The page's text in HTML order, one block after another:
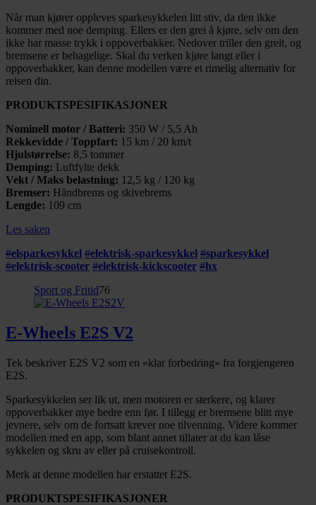
Når man kjører oppleves sparkesykkelen litt stiv, da den ikke
kommer med noe demping. Ellers er den grei å kjøre, selv om den
ikke har masse trykk i oppoverbakker. Nedover triller den greit, og
bremsene er behagelige. Skal du verken kjøre langt eller i
oppoverbakker, kan denne modellen være et rimelig alternativ for
reisen din.
PRODUKTSPESIFIKASJONER
Nominell motor / Batteri: 350 W / 5,5 Ah
Rekkevidde / Toppfart: 15 km / 20 km/t
Hjulstørrelse: 8,5 tommer
Demping: Luftfylte dekk
Vekt / Maks belastning: 12,5 kg / 120 kg
Bremser: Håndbrems og skivebrems
Lengde: 109 cm
Les saken
#elsparkesykkel #elektrisk-sparkesykkel #sparkesykkel
#elektrisk-scooter #elektrisk-kickscooter #hx
Sport og Fritid76
E-Wheels E2S V2
Tek beskriver E2S V2 som en «klar forbedring» fra forgjengeren
E2S.
Sparkesykkelen ser lik ut, men motoren er sterkere, og klarer
oppoverbakker mye bedre enn før. I tillegg er bremsene blitt mye
jevnere, selv om de fortsatt krever noe tilvenning. Videre kommer
modellen med en app, som blant annet tillater at du kan låse
sykkelen og skru av eller på cruisekontroll.
Merk at denne modellen har erstattet E2S.
PRODUKTSPESIFIKASJONER